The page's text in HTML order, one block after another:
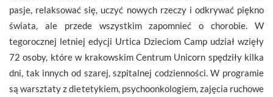
pasje, relaksować się, uczyć nowych rzeczy i odkrywać piękno
świata, ale przede wszystkim zapomnieć o chorobie. W
tegorocznej letniej edycji Urtica Dzieciom Camp udział wzięły
72 osoby, które w krakowskim Centrum Unicorn spędziły kilka
dni, tak innych od szarej, szpitalnej codzienności. W programie
są warsztaty z dietetykiem, psychoonkologiem, zajęcia ruchowe